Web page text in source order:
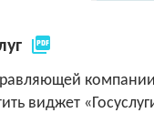
picture_as_pdf
виджет